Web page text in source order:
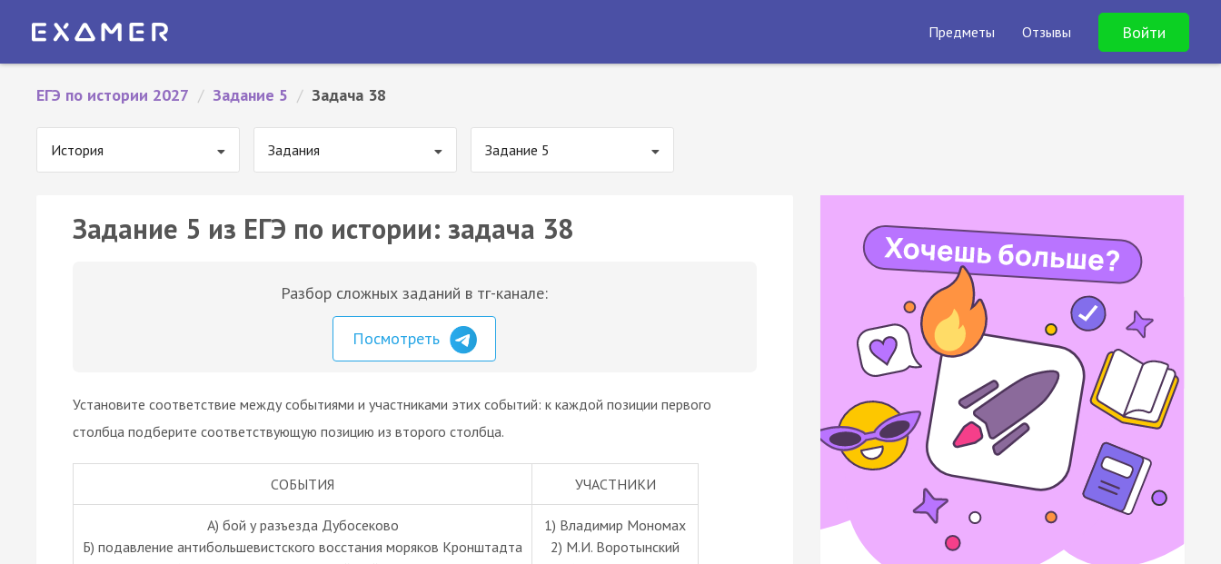
Предметы Отзывы Войти
ЕГЭ по истории 2027 / Задание 5 / Задача 38
История Задания Задание 5
Задание 5 из ЕГЭ по истории: задача 38
Разбор сложных заданий в тг-канале:
Посмотреть
Установите соответствие между событиями и участниками этих событий: к каждой позиции первого
столбца подберите соответствующую позицию из второго столбца.
СОБЫТИЯ УЧАСТНИКИ
A) бой у разъезда Дубосеково
Б) подавление антибольшевистского восстания моряков Кронштадта
1) Владимир Мономах
2) М.И. Воротынский